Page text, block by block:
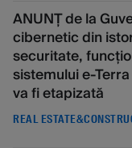
ANUNȚ de la
cibernetic din
securitate,
sistemului e-
va fi etapizată
REAL